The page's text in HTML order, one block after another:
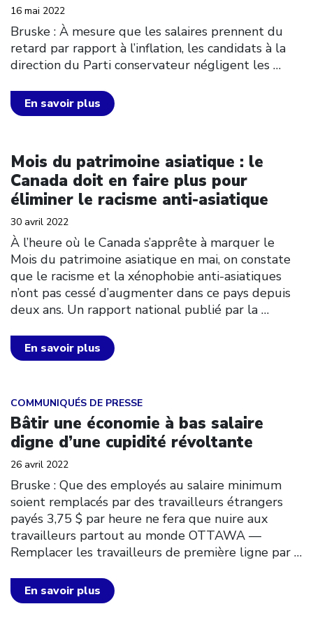
16 mai 2022
Bruske : À mesure que les salaires prennent du
retard par rapport à l’inflation, les candidats à la
direction du Parti conservateur négligent les …
En savoir plus
Mois du patrimoine asiatique : le
Canada doit en faire plus pour
éliminer le racisme anti-asiatique
30 avril 2022
À l’heure où le Canada s’apprête à marquer le
Mois du patrimoine asiatique en mai, on constate
que le racisme et la xénophobie anti-asiatiques
n’ont pas cessé d’augmenter dans ce pays depuis
deux ans. Un rapport national publié par la …
En savoir plus
COMMUNIQUÉS DE PRESSE
Bâtir une économie à bas salaire
digne d’une cupidité révoltante
26 avril 2022
Bruske : Que des employés au salaire minimum
soient remplacés par des travailleurs étrangers
payés 3,75 $ par heure ne fera que nuire aux
travailleurs partout au monde OTTAWA ––
Remplacer les travailleurs de première ligne par …
En savoir plus
Click to open the link